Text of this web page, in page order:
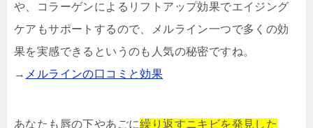
や、コラーゲンによるリフトアップ効果でエイジング
ケアもサポートするので、メルライン一つで多くの効
果を実感できるというのも人気の秘密ですね。
→ メルラインの口コミと効果
あなたも唇の下やあごに繰り返すニキビを発見した